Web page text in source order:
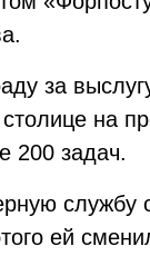
за
на
200 задач.
службу
ей